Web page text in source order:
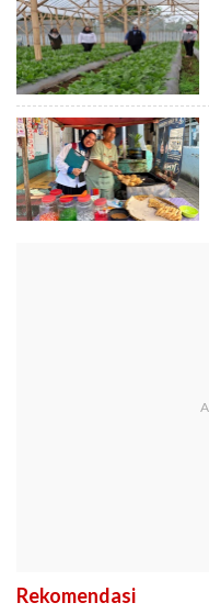
Rekomendasi